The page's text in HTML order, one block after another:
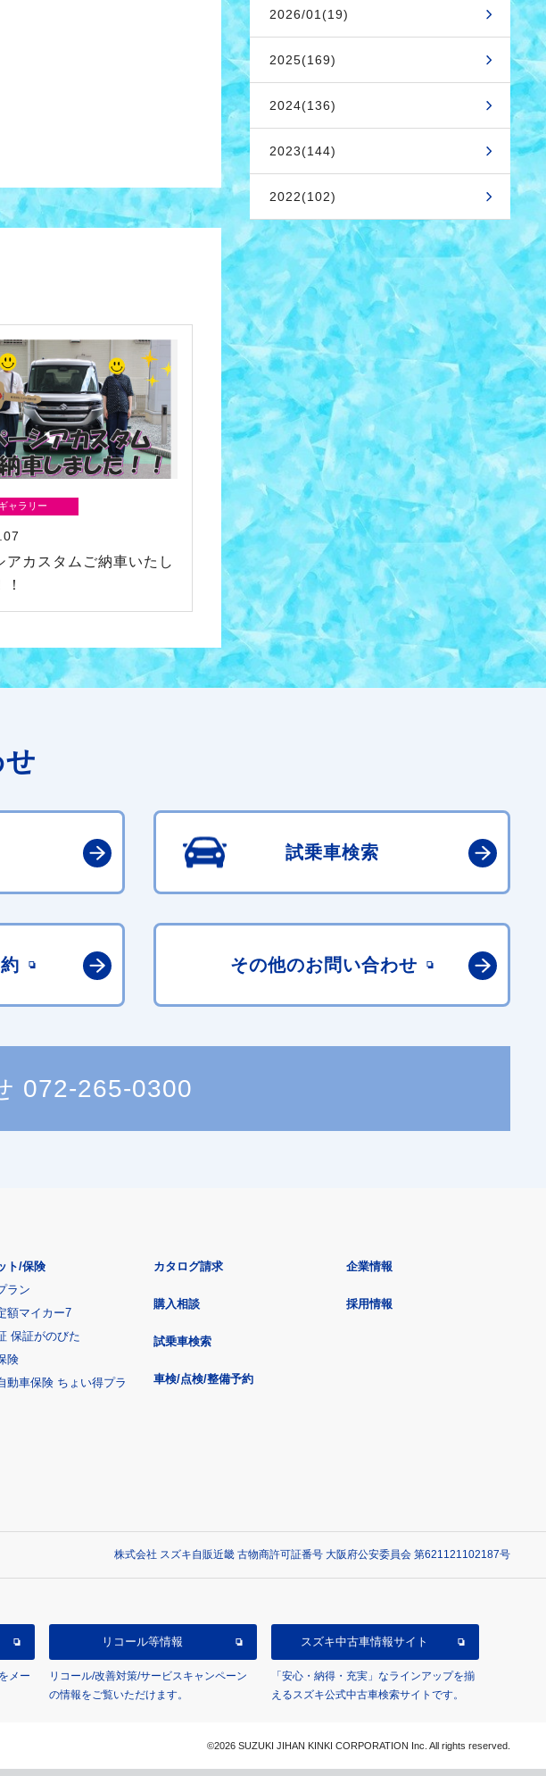
ャラリー
アカスタムご納車いたし
2026/01(19)
2025(169)
2024(136)
2023(144)
2022(102)
試乗車検索
その他のお問い合わせ
072-265-0300
ト/保険
ラン
額マイカー7
保証がのびた
険
動車保険 ちょい得プラ
カタログ請求
購入相談
試乗車検索
車検/点検/整備予約
企業情報
採用情報
株式会社 スズキ自販近畿 古物商許可証番号 大阪府公安委員会 第621121102187号
メー
リコール等情報
リコール/改善対策/サービスキャンペーン
の情報をご覧いただけます。
スズキ中古車情報サイト
「安心・納得・充実」なラインアップを揃
えるスズキ公式中古車検索サイトです。
©2026 SUZUKI JIHAN KINKI CORPORATION Inc. All rights reserved.